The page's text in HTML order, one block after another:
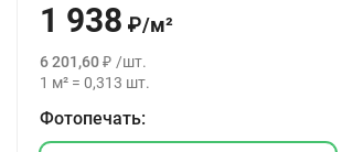
1 938 ₽/м²
6 201,60₽ /шт.
1 м² = 0,313 шт.
Фотопечать: